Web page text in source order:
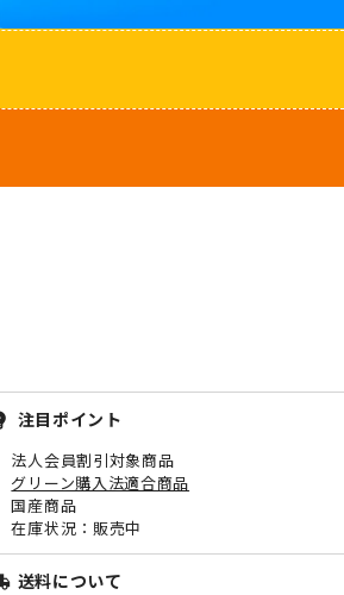
注目ポイント
法人会員割引対象商品
グリーン購入法適合商品
国産商品
販売中
送料について